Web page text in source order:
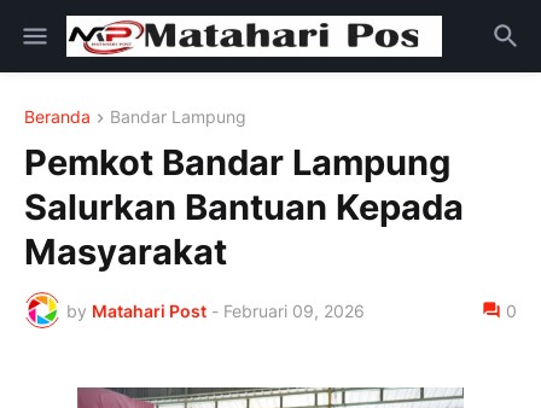
Beranda Bandar Lampung
Pemkot Bandar Lampung
Salurkan Bantuan Kepada
Masyarakat
by Matahari Post - Februari 09, 2026 0